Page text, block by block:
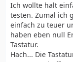
Ich wollte halt
testen. Zumal ich
einfach zu teuer
haben eben null
Tastatur.
Hach... Die